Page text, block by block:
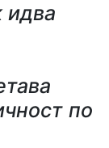
идва
по